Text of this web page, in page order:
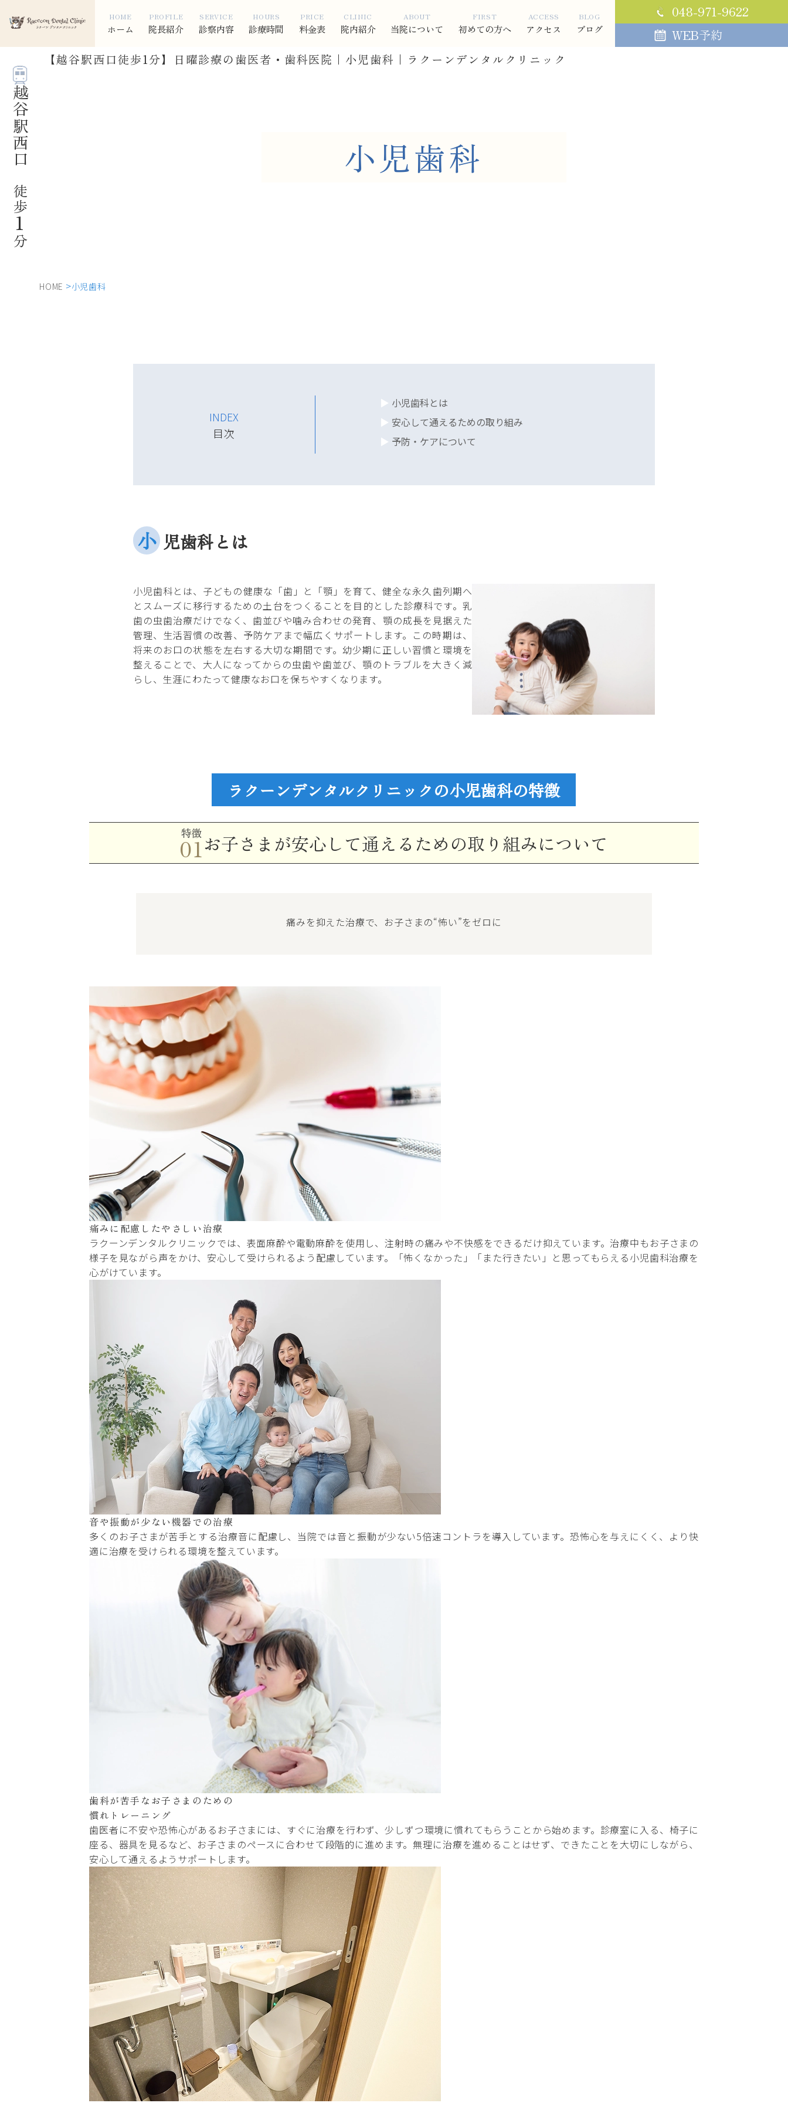
HOME
ホーム
PROFILE
院長紹介
SERVICE
診察内容
HOURS
診療時間
PRICE
料金表
CLINIC
院内紹介
ABOUT
当院について
FIRST
初めての方へ
ACCESS
アクセス
BLOG
ブログ
048-971-9622
WEB予約
越谷駅西口
徒歩
1
分
【越谷駅西口徒歩1分】日曜診療の歯医者・歯科医院｜小児歯科｜ラクーンデンタルクリニック
小児歯科
HOME 小児歯科
INDEX
目次
小児歯科とは
安心して通えるための取り組み
予防・ケアについて
小 児歯科とは
小児歯科とは、子どもの健康な「歯」と「顎」を育て、健全な永久歯列期へ
とスムーズに移行するための土台をつくることを目的とした診療科です。乳
歯の虫歯治療だけでなく、歯並びや噛み合わせの発育、顎の成長を見据えた
管理、生活習慣の改善、予防ケアまで幅広くサポートします。この時期は、
将来のお口の状態を左右する大切な期間です。幼少期に正しい習慣と環境を
整えることで、大人になってからの虫歯や歯並び、顎のトラブルを大きく減
らし、生涯にわたって健康なお口を保ちやすくなります。
ラクーンデンタルクリニックの小児歯科の特徴
特徴
01お子さまが安心して通えるための取り組みについて
痛みを抑えた治療で、お子さまの“怖い”をゼロに
痛みに配慮したやさしい治療
ラクーンデンタルクリニックでは、表面麻酔や電動麻酔を使用し、注射時の痛みや不快感をできるだけ抑えています。治療中もお子さまの
様子を見ながら声をかけ、安心して受けられるよう配慮しています。「怖くなかった」「また行きたい」と思ってもらえる小児歯科治療を
心がけています。
音や振動が少ない機器での治療
多くのお子さまが苦手とする治療音に配慮し、当院では音と振動が少ない5倍速コントラを導入しています。恐怖心を与えにくく、より快
適に治療を受けられる環境を整えています。
歯科が苦手な お子さまのための
慣れトレーニング
歯医者に不安や恐怖心があるお子さまには、すぐに治療を行わず、少しずつ環境に慣れてもらうことから始めます。診療室に入る、椅子に
座る、器具を見るなど、お子さまのペースに合わせて段階的に進めます。無理に治療を進めることはせず、できたことを大切にしながら、
安心して通えるようサポートします。